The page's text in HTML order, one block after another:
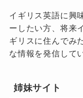
イギリス英語に興
ーしたい方、将来
ギリスに住んでみ
な情報を発信して
姉妹サイト